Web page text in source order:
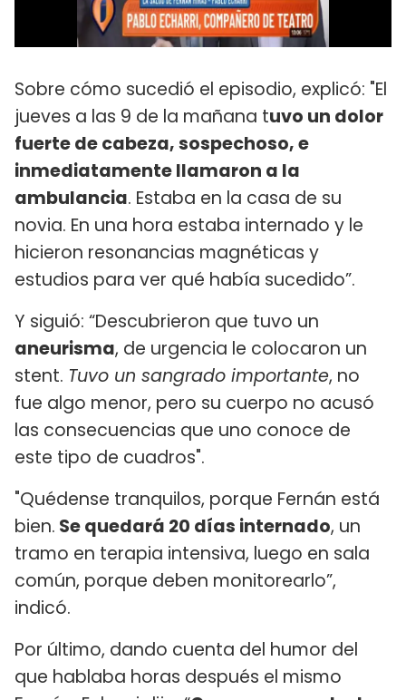
Sobre cómo sucedió el episodio, explicó: "El
jueves a las 9 de la mañana tuvo un dolor
fuerte de cabeza, sospechoso, e
inmediatamente llamaron a la
ambulancia. Estaba en la casa de su
novia. En una hora estaba internado y le
hicieron resonancias magnéticas y
estudios para ver qué había sucedido”.
Y siguió: “Descubrieron que tuvo un
aneurisma, de urgencia le colocaron un
stent. Tuvo un sangrado importante, no
fue algo menor, pero su cuerpo no acusó
las consecuencias que uno conoce de
este tipo de cuadros".
"Quédense tranquilos, porque Fernán está
bien. Se quedará 20 días internado, un
tramo en terapia intensiva, luego en sala
común, porque deben monitorearlo”,
indicó.
Por último, dando cuenta del humor del
que hablaba horas después el mismo